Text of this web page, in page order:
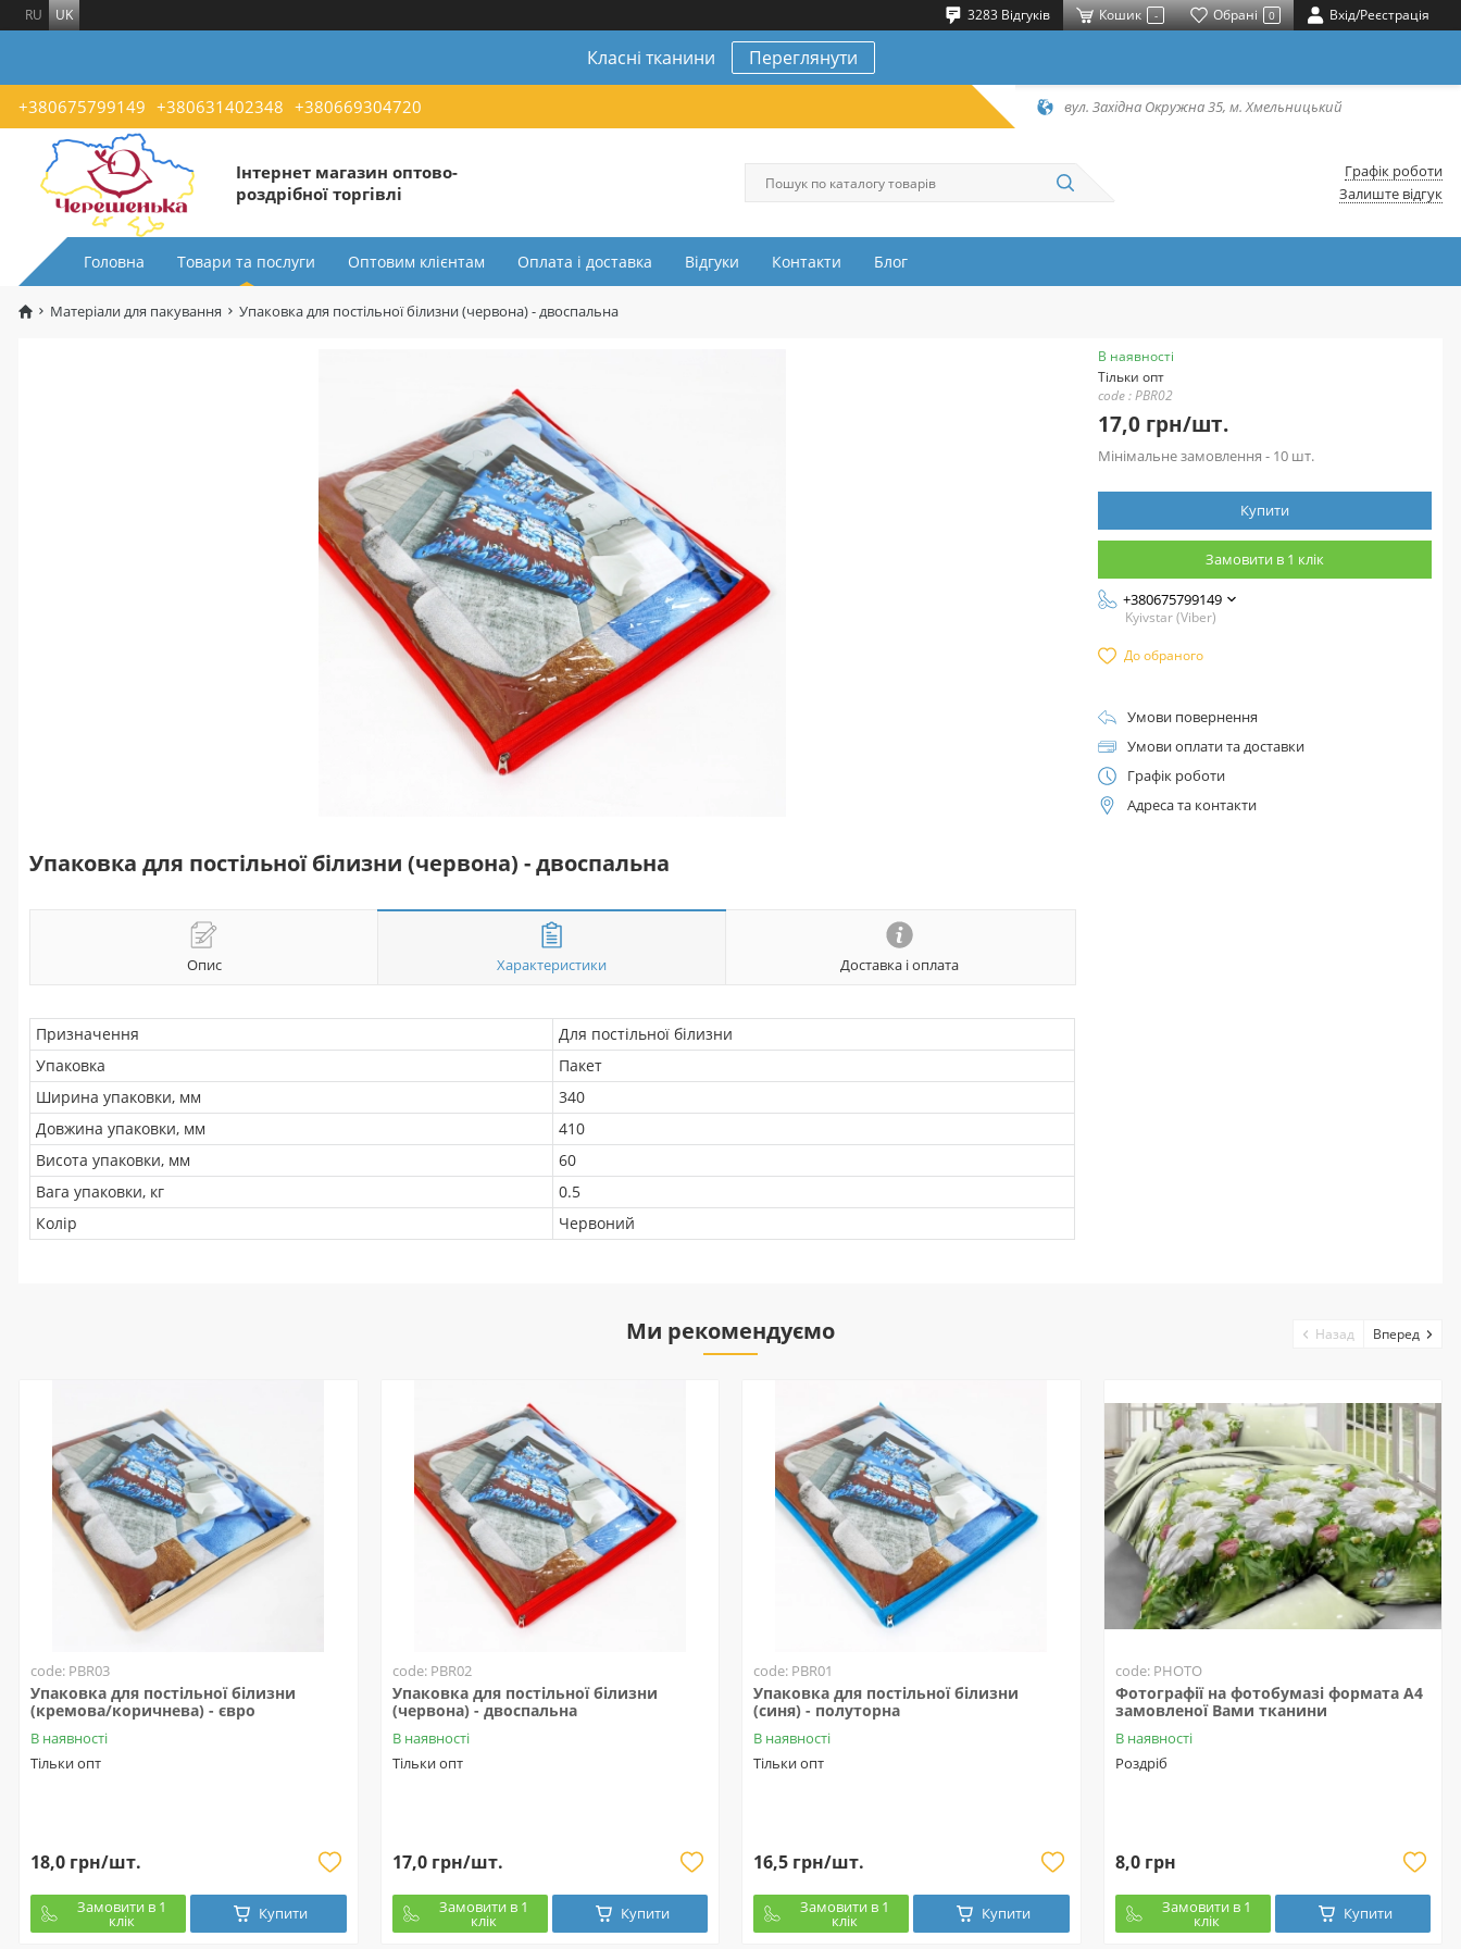
RU UK 3283 Відгуків Кошик - Обрані 0 Вхід/Реєстрація
Класні тканини Переглянути
+380675799149 +380631402348 +380669304720 вул. Західна Окружна 35, м. Хмельницький
Інтернет магазин оптово-
роздрібної торгівлі
Графік роботи
Залиште відгук
Головна Товари та послуги Оптовим клієнтам Оплата і доставка Відгуки Контакти Блог
Матеріали для пакування Упаковка для постільної білизни (червона) - двоспальна
Упаковка для постільної білизни (червона) - двоспальна
Опис Характеристики Доставка і оплата
Призначення
Для постільної білизни
Упаковка
Пакет
Ширина упаковки, мм
340
Довжина упаковки, мм
410
Висота упаковки, мм
60
Вага упаковки, кг
0.5
Колір
Червоний
В наявності
Тільки опт
code : PBR02
17,0 грн/шт.
Мінімальне замовлення - 10 шт.
Купити
Замовити в 1 клік
+380675799149
Kyivstar (Viber)
До обраного
Умови повернення
Умови оплати та доставки
Графік роботи
Адреса та контакти
Ми рекомендуємо
code: PBR03
Упаковка для постільної білизни
(кремова/коричнева) - євро
В наявності
Тільки опт
18,0 грн/шт.
Замовити в 1
клік Купити
code: PBR02
Упаковка для постільної білизни
(червона) - двоспальна
В наявності
Тільки опт
17,0 грн/шт.
Замовити в 1
клік Купити
code: PBR01
Упаковка для постільної білизни
(синя) - полуторна
В наявності
Тільки опт
16,5 грн/шт.
Замовити в 1
клік Купити
code: PHOTO
Фотографії на фотобумазі формата А4
замовленої Вами тканини
В наявності
Роздріб
8,0 грн
Замовити в 1
клік Купити
Назад Вперед